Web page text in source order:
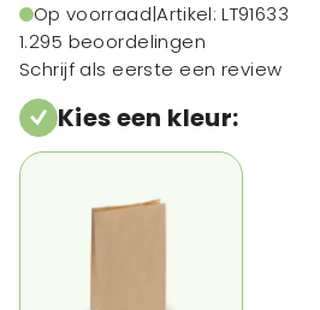
Op voorraad|Artikel: LT91633
1.295 beoordelingen
Schrijf als eerste een review
Kies een kleur: